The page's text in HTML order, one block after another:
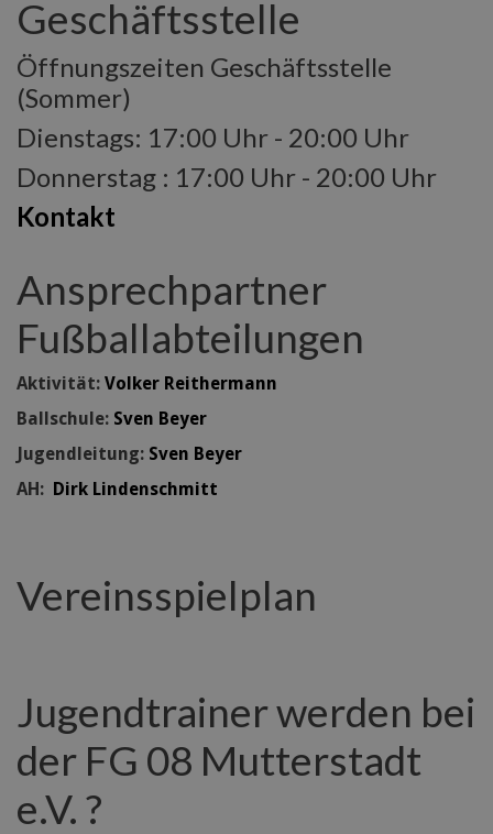
Geschäftsstelle
Öffnungszeiten Geschäftsstelle
(Sommer)
Dienstags: 17:00 Uhr - 20:00 Uhr
Donnerstag : 17:00 Uhr - 20:00 Uhr
Kontakt
Ansprechpartner
Fußballabteilungen
Aktivität: Volker Reithermann
Ballschule: Sven Beyer
Jugendleitung: Sven Beyer
AH: Dirk Lindenschmitt
Vereinsspielplan
Jugendtrainer werden bei
der FG 08 Mutterstadt
e.V. ?